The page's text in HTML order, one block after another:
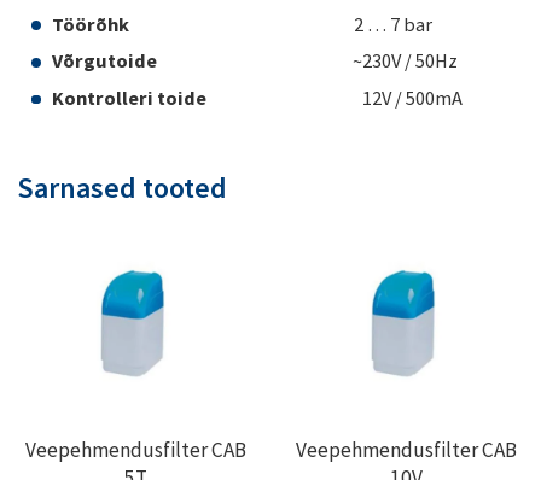
Töörõhk 2 … 7 bar
Võrgutoide ~230V / 50Hz
Kontrolleri toide 12V / 500mA
Sarnased tooted
Veepehmendusfilter CAB
Veepehmendusfilter CAB